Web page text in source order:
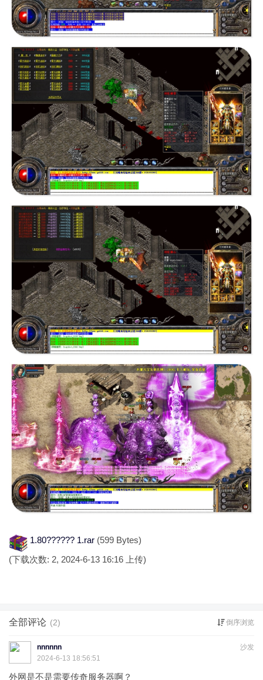
1.80?????? 1.rar (599 Bytes)
(下载次数: 2, 2024-6-13 16:16 上传)
全部评论 (2) 倒序浏览
沙发
nnnnnn
2024-6-13 18:56:51
外网是不是需要传奇服务器啊？